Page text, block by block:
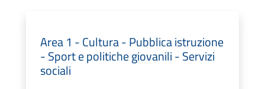
Area 1 - Cultura - Pubblica istruzione
- Sport e politiche giovanili - Servizi
sociali